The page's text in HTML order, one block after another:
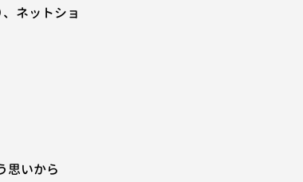
ネットショ
思いから